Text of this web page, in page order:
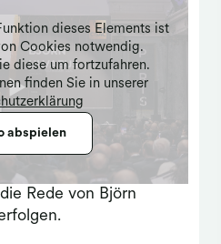
dieses Elements ist
Cookies notwendig.
diese um fortzufahren.
finden Sie in unserer
abspielen
Rede von Björn